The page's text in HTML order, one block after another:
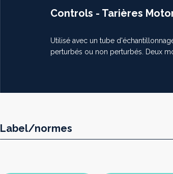
Controls - Tarières
Utilisé avec un tube
perturbés ou non perturbés. Deux
Label/normes